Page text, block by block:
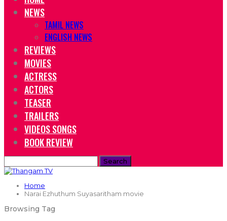
NEWS
TAMIL NEWS
ENGLISH NEWS
REVIEWS
MOVIES
ACTRESS
ACTORS
TEASER
TRAILERS
VIDEOS SONGS
BOOK REVIEW
Home
Narai Ezhuthum Suyasaritham movie
Browsing Tag